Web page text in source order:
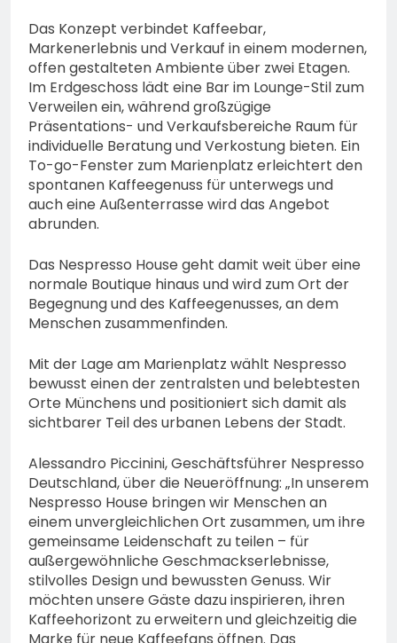
Das Konzept verbindet Kaffeebar,
Markenerlebnis und Verkauf in einem modernen,
offen gestalteten Ambiente über zwei Etagen.
Im Erdgeschoss lädt eine Bar im Lounge-Stil zum
Verweilen ein, während großzügige
Präsentations- und Verkaufsbereiche Raum für
individuelle Beratung und Verkostung bieten. Ein
To-go-Fenster zum Marienplatz erleichtert den
spontanen Kaffeegenuss für unterwegs und
auch eine Außenterrasse wird das Angebot
abrunden.
Das Nespresso House geht damit weit über eine
normale Boutique hinaus und wird zum Ort der
Begegnung und des Kaffeegenusses, an dem
Menschen zusammenfinden.
Mit der Lage am Marienplatz wählt Nespresso
bewusst einen der zentralsten und belebtesten
Orte Münchens und positioniert sich damit als
sichtbarer Teil des urbanen Lebens der Stadt.
Alessandro Piccinini, Geschäftsführer Nespresso
Deutschland, über die Neueröffnung: „In unserem
Nespresso House bringen wir Menschen an
einem unvergleichlichen Ort zusammen, um ihre
gemeinsame Leidenschaft zu teilen – für
außergewöhnliche Geschmackserlebnisse,
stilvolles Design und bewussten Genuss. Wir
möchten unsere Gäste dazu inspirieren, ihren
Kaffeehorizont zu erweitern und gleichzeitig die